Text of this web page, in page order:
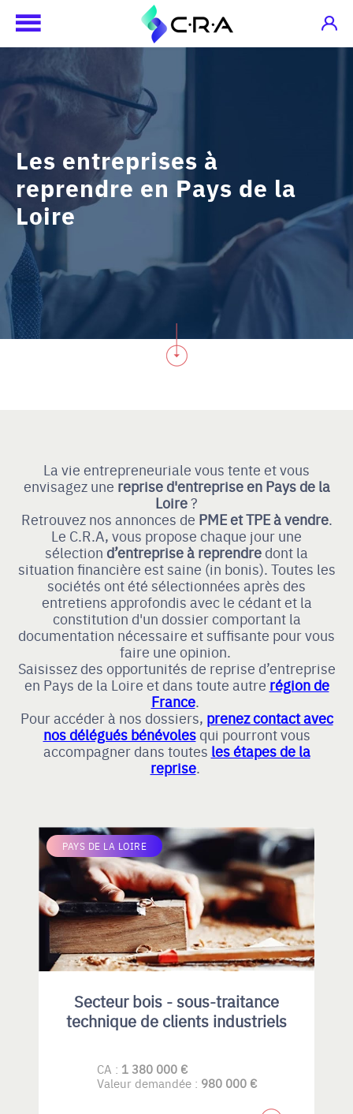
Les entreprises à
reprendre en Pays de la
Loire
La vie entrepreneuriale vous tente et vous
envisagez une reprise d'entreprise en Pays de la
Loire?
Retrouvez nos annonces de PME et TPE à vendre.
Le C.R.A, vous propose chaque jour une
sélection d’entreprise à reprendre dont la
situation financière est saine (in bonis). Toutes les
sociétés ont été sélectionnées après des
entretiens approfondis avec le cédant et la
constitution d'un dossier comportant la
documentation nécessaire et suffisante pour vous
faire une opinion.
Saisissez des opportunités de reprise d’entreprise
en Pays de la Loire et dans toute autre région de
France.
Pour accéder à nos dossiers, prenez contact avec
nos délégués bénévolesqui pourront vous
accompagner dans toutes les étapes de la
reprise.
PAYS DE LA LOIRE
Secteur bois - sous-traitance
technique de clients industriels
CA : 1 380 000 €
Valeur demandée : 980 000 €